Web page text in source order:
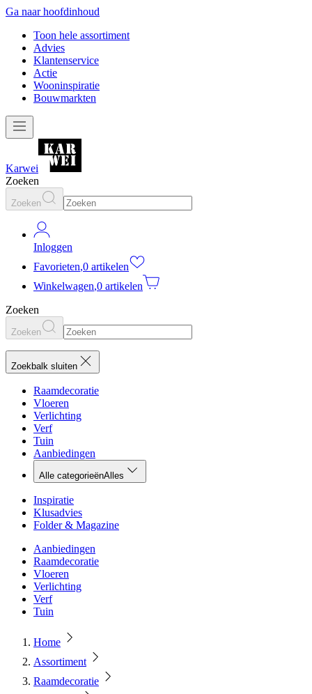
Ga naar hoofdinhoud
Toon hele assortiment
Advies
Klantenservice
Actie
Wooninspiratie
Bouwmarkten
Karwei
Zoeken
Zoeken
Inloggen
Favorieten,0 artikelen
Winkelwagen,0 artikelen
Zoeken
Zoeken
Zoekbalk sluiten
Raamdecoratie
Vloeren
Verlichting
Verf
Tuin
Aanbiedingen
Alle categorieënAlles
Inspiratie
Klusadvies
Folder & Magazine
Aanbiedingen
Raamdecoratie
Vloeren
Verlichting
Verf
Tuin
Home
Assortiment
Raamdecoratie